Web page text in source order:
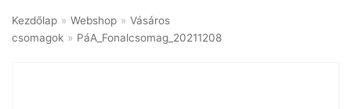
Kezdőlap » Webshop » Vásáros
csomagok » PáA_Fonalcsomag_20211208